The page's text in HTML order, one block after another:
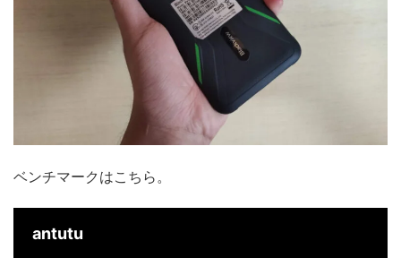
ベンチマークはこちら。
antutu